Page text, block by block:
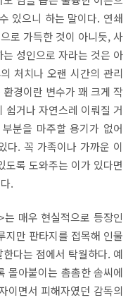
있으니 하는 말이다. 연쇄
로 가득한 것이 아니듯, 사
성인으로 자라는 것은 아
처치나 오랜 시간의 관리
경이란 변수가 꽤 크게 작
쉽거나 자연스레 이뤄질 거
분을 마주할 용기가 없어
다. 꼭 가족이나 가까운 이
도록 도와주는 이가 있다면
.
매우 현실적으로 등장인
지만 판타지를 접목해 인물
다는 점에서 탁월하다. 예
몰아붙이는 촘촘한 솜씨에
이면서 피해자였던 감독의